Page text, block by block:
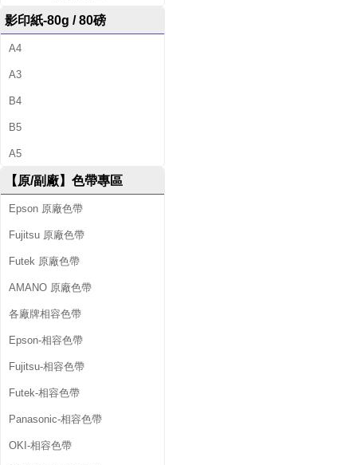
影印紙-80g / 80磅
A4
A3
B4
B5
A5
【原/副廠】色帶專區
Epson 原廠色帶
Fujitsu 原廠色帶
Futek 原廠色帶
AMANO 原廠色帶
各廠牌相容色帶
Epson-相容色帶
Fujitsu-相容色帶
Futek-相容色帶
Panasonic-相容色帶
OKI-相容色帶